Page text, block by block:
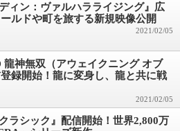
ィン：ヴァルハラライジング』広
ルドや町を旅する新規映像公開
2021/02/05
神無双（アウェイクニング オブ
登録開始！龍に変身し、龍と共に戦
2021/02/05
ラシック』配信開始！世界2,800万